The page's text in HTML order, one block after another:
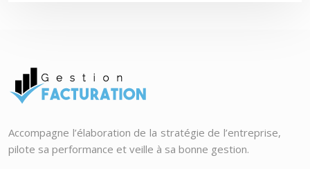
Accompagne l’élaboration de la stratégie de l’entreprise,
pilote sa performance et veille à sa bonne gestion.